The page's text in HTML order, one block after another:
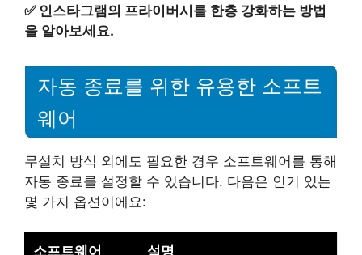
✅ 인스타그램의 프라이버시를 한층 강화하는 방법
을 알아보세요.
자동 종료를 위한 유용한 소프트
웨어
무설치 방식 외에도 필요한 경우 소프트웨어를 통해
자동 종료를 설정할 수 있습니다. 다음은 인기 있는
몇 가지 옵션이에요:
소프트웨어 설명